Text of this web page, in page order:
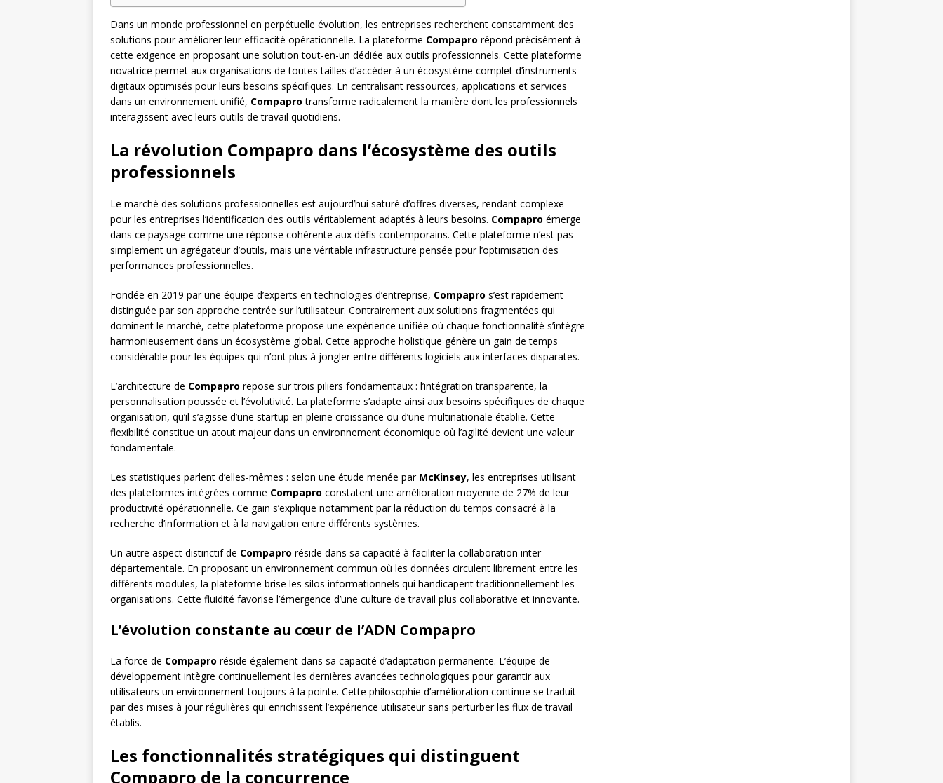
Dans un monde professionnel en perpétuelle évolution, les entreprises recherchent constamment des
solutions pour améliorer leur efficacité opérationnelle. La plateforme Compapro répond précisément à
cette exigence en proposant une solution tout-en-un dédiée aux outils professionnels. Cette plateforme
novatrice permet aux organisations de toutes tailles d’accéder à un écosystème complet d’instruments
digitaux optimisés pour leurs besoins spécifiques. En centralisant ressources, applications et services
dans un environnement unifié, Compapro transforme radicalement la manière dont les professionnels
interagissent avec leurs outils de travail quotidiens.
La révolution Compapro dans l’écosystème des outils
professionnels
Le marché des solutions professionnelles est aujourd’hui saturé d’offres diverses, rendant complexe
pour les entreprises l’identification des outils véritablement adaptés à leurs besoins. Compapro émerge
dans ce paysage comme une réponse cohérente aux défis contemporains. Cette plateforme n’est pas
simplement un agrégateur d’outils, mais une véritable infrastructure pensée pour l’optimisation des
performances professionnelles.
Fondée en 2019 par une équipe d’experts en technologies d’entreprise, Compapro s’est rapidement
distinguée par son approche centrée sur l’utilisateur. Contrairement aux solutions fragmentées qui
dominent le marché, cette plateforme propose une expérience unifiée où chaque fonctionnalité s’intègre
harmonieusement dans un écosystème global. Cette approche holistique génère un gain de temps
considérable pour les équipes qui n’ont plus à jongler entre différents logiciels aux interfaces disparates.
L’architecture de Compapro repose sur trois piliers fondamentaux : l’intégration transparente, la
personnalisation poussée et l’évolutivité. La plateforme s’adapte ainsi aux besoins spécifiques de chaque
organisation, qu’il s’agisse d’une startup en pleine croissance ou d’une multinationale établie. Cette
flexibilité constitue un atout majeur dans un environnement économique où l’agilité devient une valeur
fondamentale.
Les statistiques parlent d’elles-mêmes : selon une étude menée par McKinsey, les entreprises utilisant
des plateformes intégrées comme Compapro constatent une amélioration moyenne de 27% de leur
productivité opérationnelle. Ce gain s’explique notamment par la réduction du temps consacré à la
recherche d’information et à la navigation entre différents systèmes.
Un autre aspect distinctif de Compapro réside dans sa capacité à faciliter la collaboration inter-
départementale. En proposant un environnement commun où les données circulent librement entre les
différents modules, la plateforme brise les silos informationnels qui handicapent traditionnellement les
organisations. Cette fluidité favorise l’émergence d’une culture de travail plus collaborative et innovante.
L’évolution constante au cœur de l’ADN Compapro
La force de Compapro réside également dans sa capacité d’adaptation permanente. L’équipe de
développement intègre continuellement les dernières avancées technologiques pour garantir aux
utilisateurs un environnement toujours à la pointe. Cette philosophie d’amélioration continue se traduit
par des mises à jour régulières qui enrichissent l’expérience utilisateur sans perturber les flux de travail
établis.
Les fonctionnalités stratégiques qui distinguent
Compapro de la concurrence